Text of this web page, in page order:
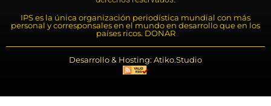
IPS es la única organización periodística mundial con más
personal y corresponsales en el mundo en desarrollo que en los
países ricos. DONAR
Desarrollo & Hosting: Atiko.Studio